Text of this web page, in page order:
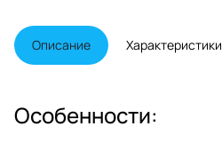
Mica, Поли-Эфир Имидный
Твитер, Ферритовый Магнит
(Вуфер) Неодимовый магнит
Описание Характеристики
Особенности: